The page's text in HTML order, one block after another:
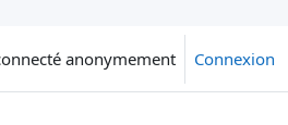
anonymement Connexion